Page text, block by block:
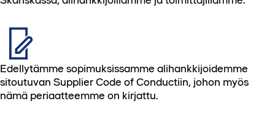
Edellytämme sopimuksissamme alihankkijoidemme
sitoutuvan Supplier Code of Conductiin, johon myös
nämä periaatteemme on kirjattu.